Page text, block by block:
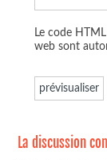
Le code
web sont
La discussion